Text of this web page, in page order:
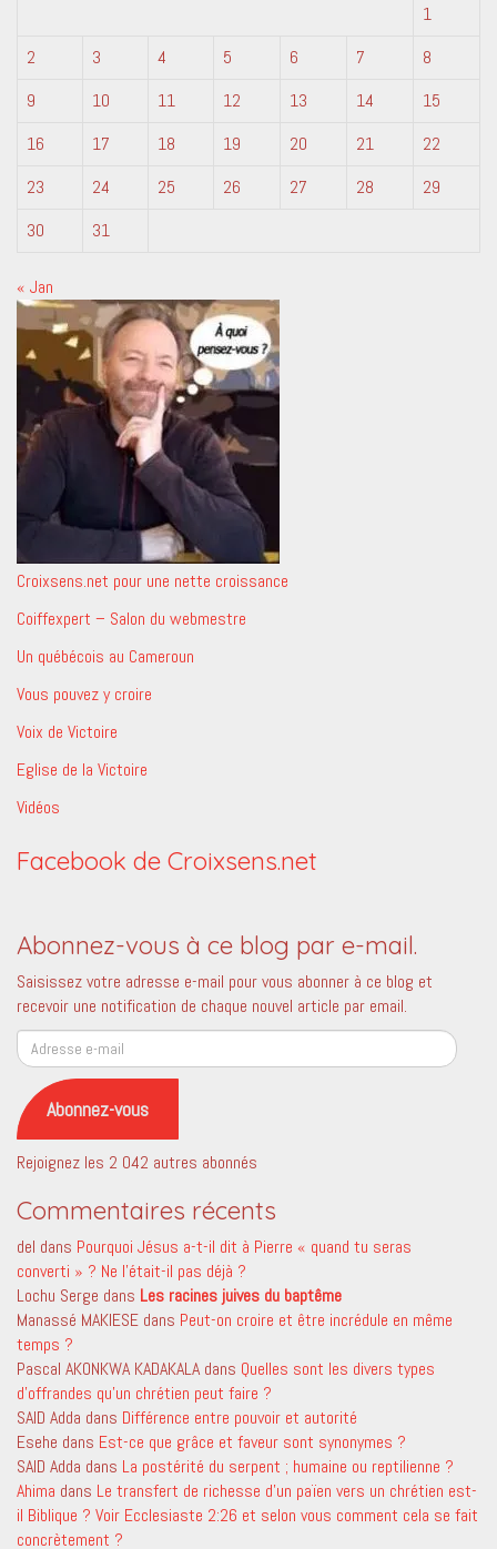
1
2
3 4 5 6 7
8
9
10 11 12 13 14
15
16
17 18 19 20 21
22
23
24 25 26 27 28
29
30
31
« Jan
Croixsens.net pour une nette croissance
Coiffexpert – Salon du webmestre
Un québécois au Cameroun
Vous pouvez y croire
Voix de Victoire
Eglise de la Victoire
Vidéos
Facebook de Croixsens.net
Abonnez-vous à ce blog par e-mail.
Saisissez votre adresse e-mail pour vous abonner à ce blog et
recevoir une notification de chaque nouvel article par email.
Adresse
e-
mail
Abonnez-vous
Rejoignez les 2 042 autres abonnés
Commentaires récents
del dans Pourquoi Jésus a-t-il dit à Pierre « quand tu seras
converti » ? Ne l’était-il pas déjà ?
Lochu Serge dans Les racines juives du baptême
Manassé MAKIESE dans Peut-on croire et être incrédule en même
temps ?
Pascal AKONKWA KADAKALA dans Quelles sont les divers types
d’offrandes qu’un chrétien peut faire ?
SAID Adda dans Différence entre pouvoir et autorité
Esehe dans Est-ce que grâce et faveur sont synonymes ?
SAID Adda dans La postérité du serpent ; humaine ou reptilienne ?
Ahima dans Le transfert de richesse d’un païen vers un chrétien est-
il Biblique ? Voir Ecclesiaste 2:26 et selon vous comment cela se fait
concrètement ?